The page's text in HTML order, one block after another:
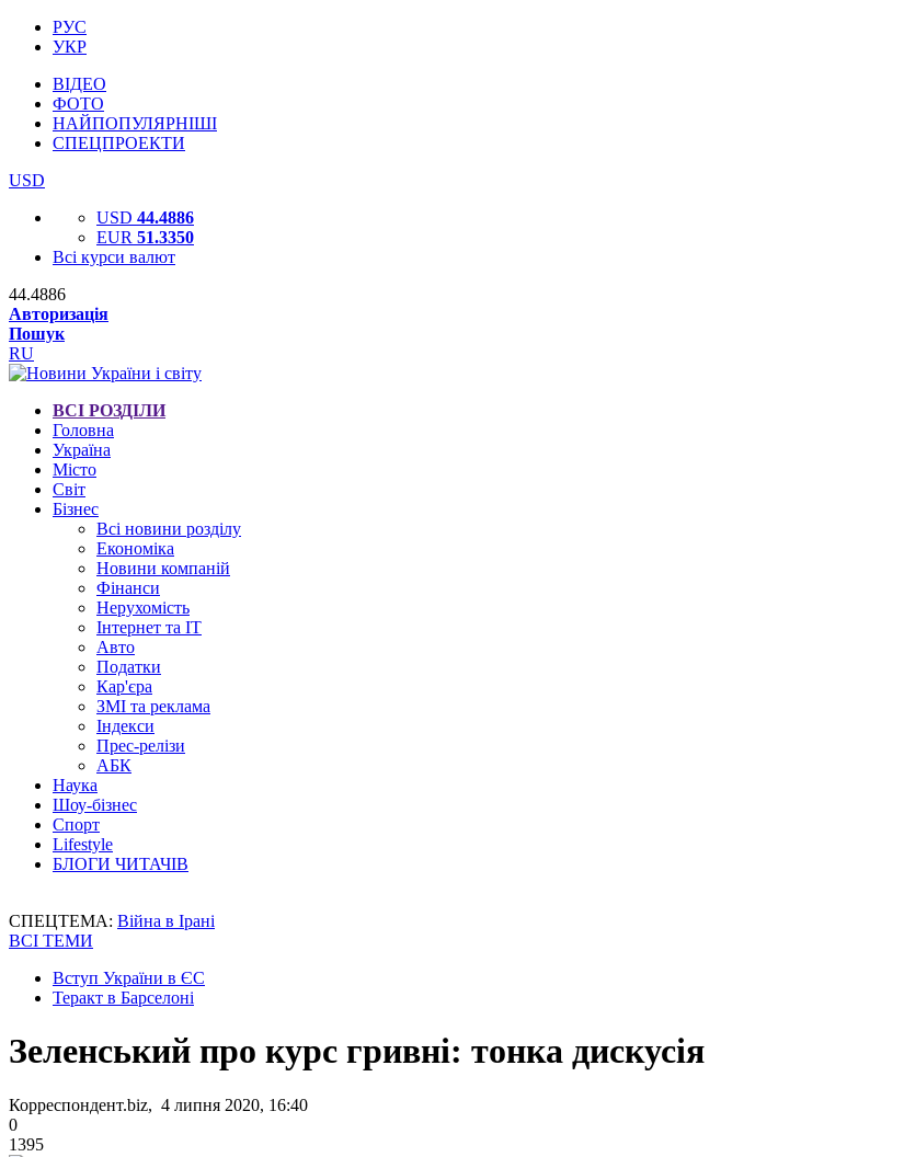
РУС
УКР
ВІДЕО
ФОТО
НАЙПОПУЛЯРНІШІ
СПЕЦПРОЕКТИ
USD
USD 44.4886
EUR 51.3350
Всі курси валют
44.4886
Авторизація
Пошук
RU
ВСІ РОЗДІЛИ
Головна
Україна
Місто
Світ
Бізнес
Всі новини розділу
Економіка
Новини компаній
Фінанси
Нерухомість
Інтернет та IT
Авто
Податки
Кар'єра
ЗМІ та реклама
Індекси
Прес-релізи
АБК
Наука
Шоу-бізнес
Спорт
Lifestyle
БЛОГИ ЧИТАЧІВ
СПЕЦТЕМА: Війна в Ірані
ВСІ ТЕМИ
Вступ України в ЄС
Теракт в Барселоні
Зеленський про курс гривні: тонка дискусія
Корреспондент.biz, 4 липня 2020, 16:40
0
1395